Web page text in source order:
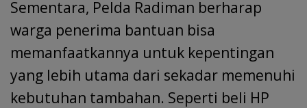
Sementara, Pelda Radiman berharap
warga penerima bantuan bisa
memanfaatkannya untuk kepentingan
yang lebih utama dari sekadar memenuhi
kebutuhan tambahan. Seperti beli HP